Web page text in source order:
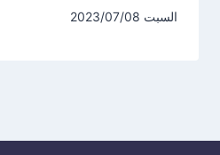
السبت 2023/07/08